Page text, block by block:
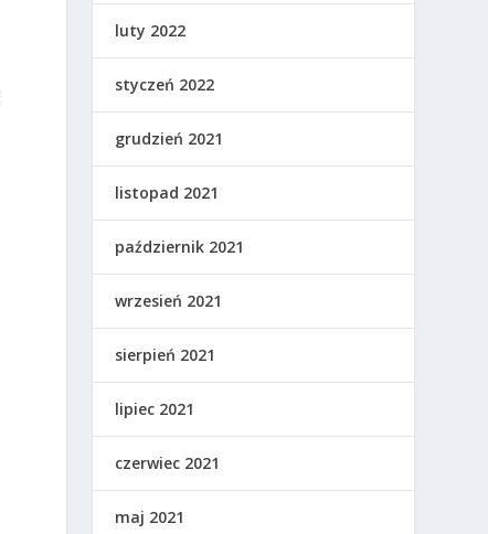
luty 2022
styczeń 2022
grudzień 2021
listopad 2021
październik 2021
wrzesień 2021
sierpień 2021
lipiec 2021
czerwiec 2021
maj 2021